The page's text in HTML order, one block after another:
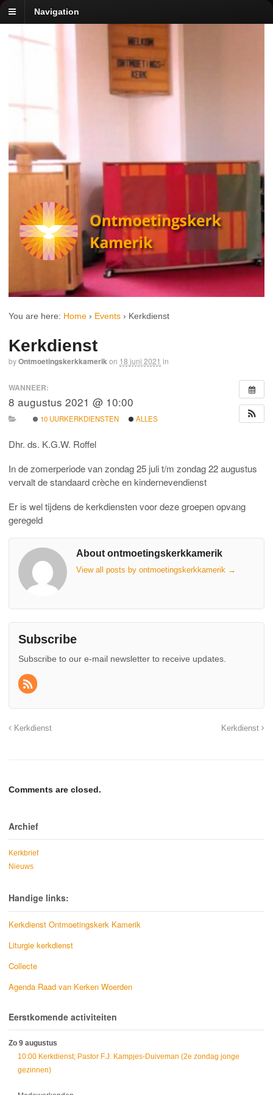
Navigation
You are here: Home › Events › Kerkdienst
Kerkdienst
byOntmoetingskerkkamerikon 18 juni 2021 in
WANNEER:
8 augustus 2021 @ 10:00
10 UURKERKDIENSTEN ALLES
Dhr. ds. K.G.W. Roffel
In de zomerperiode van zondag 25 juli t/m zondag 22 augustus
vervalt de standaard crèche en kindernevendienst
Er is wel tijdens de kerkdiensten voor deze groepen opvang
geregeld
About ontmoetingskerkkamerik
View all posts by ontmoetingskerkkamerik →
Subscribe
Subscribe to our e-mail newsletter to receive updates.
Kerkdienst Kerkdienst
Comments are closed.
Archief
Kerkbrief
Nieuws
Handige links:
Kerkdienst Ontmoetingskerk Kamerik
Liturgie kerkdienst
Collecte
Agenda Raad van Kerken Woerden
Eerstkomende activiteiten
Zo 9 augustus
10:00 Kerkdienst; Pastor F.J. Kampjes-Duiveman (2e zondag jonge
gezinnen)